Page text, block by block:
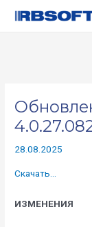
28.08.2025
Скачать…
ИЗМЕНЕНИЯ
по